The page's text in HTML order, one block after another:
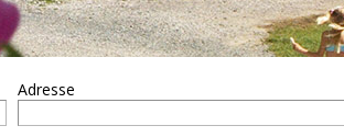
Adresse